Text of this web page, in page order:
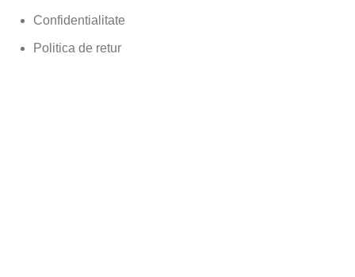
Confidentialitate
Politica de retur